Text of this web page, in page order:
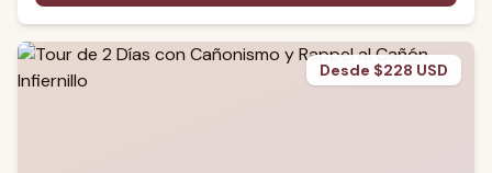
Desde $228 USD